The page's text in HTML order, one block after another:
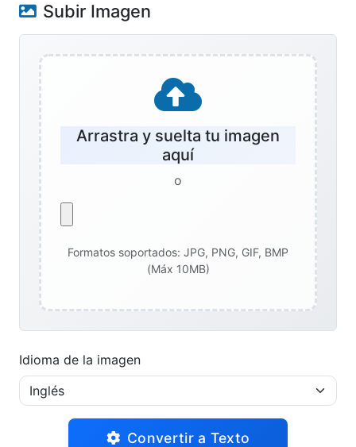
Subir Imagen
Arrastra y suelta tu imagen
aquí
o
Formatos soportados: JPG, PNG, GIF, BMP
(Máx 10MB)
Idioma de la imagen
Convertir a Texto